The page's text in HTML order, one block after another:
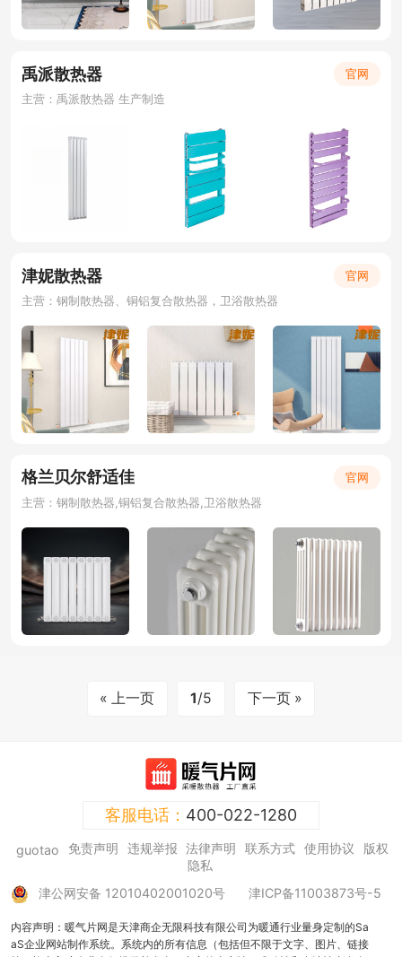
禹派散热器
官网
主营：禹派散热器 生产制造
津妮散热器
官网
主营：钢制散热器、铜铝复合散热器，卫浴散热器
格兰贝尔舒适佳
官网
主营：钢制散热器,铜铝复合散热器,卫浴散热器
« 上一页 1/5 下一页 »
客服电话： 400-022-1280
guotao 免责声明 违规举报 法律声明 联系方式 使用协议
版权
隐私
津公网安备 12010402001020号
津ICP备11003873号-5
内容声明：暖气片网是天津商企无限科技有限公司为暖通行业量身定制的Sa
aS企业网站制作系统。系统内的所有信息（包括但不限于文字、图片、链接